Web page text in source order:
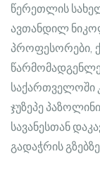
წერეთლის
ავთანდილ
პროფესორები,
საქართველოში
ჯუზეპე
სავანესთან
გადაჭრის გზებზე